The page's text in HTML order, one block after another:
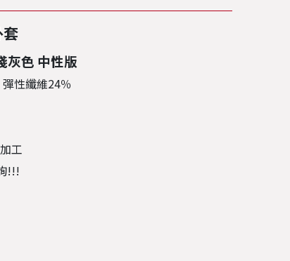
灰色 中性版
性纖維24％
工
!!!